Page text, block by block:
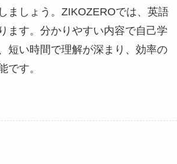
ましょう。ZIKOZEROでは、英語
ます。分かりやすい内容で自己学
短い時間で理解が深まり、効率の
です。